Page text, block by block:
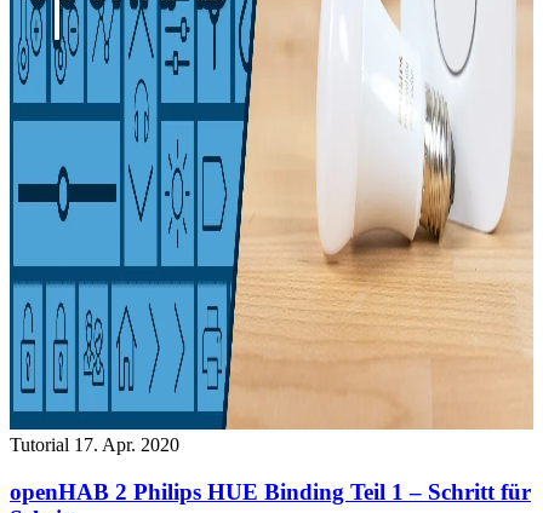
Tutorial 17. Apr. 2020
openHAB 2 Philips HUE Binding Teil 1 – Schritt für